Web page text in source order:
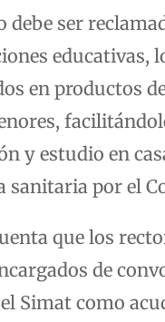
debe ser
educativas,
en productos
y estudio en
sanitaria por el
que los
de
Simat como